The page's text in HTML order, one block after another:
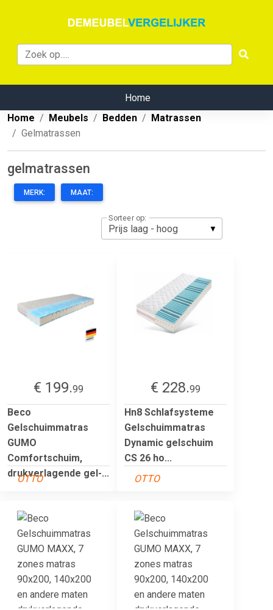
Home
Home
Meubels Bedden
Matrassen
Gelmatrassen
gelmatrassen
MERK: MAAT:
Sorteer op:
€ 199.99
Beco
Gelschuimmatras
GUMO
Comfortschuim,
drukverlagende gel-...
OTTO
€ 228.99
Hn8 Schlafsysteme
Gelschuimmatras
Dynamic gelschuim
CS 26 ho...
OTTO